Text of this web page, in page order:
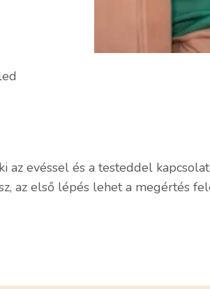
evéssel és a testeddel
az első lépés lehet a megértés